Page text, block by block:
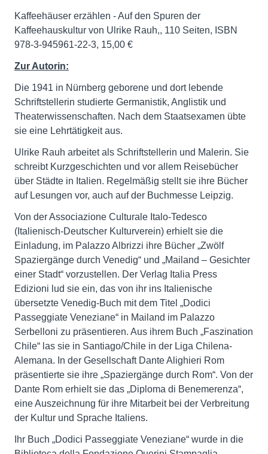
Kaffeehäuser erzählen - Auf den Spuren der
Kaffeehauskultur von Ulrike Rauh,, 110 Seiten, ISBN
978-3-945961-22-3, 15,00 €
Zur Autorin:
Die 1941 in Nürnberg geborene und dort lebende
Schriftstellerin studierte Germanistik, Anglistik und
Theaterwissenschaften. Nach dem Staatsexamen übte
sie eine Lehrtätigkeit aus.
Ulrike Rauh arbeitet als Schriftstellerin und Malerin. Sie
schreibt Kurzgeschichten und vor allem Reisebücher
über Städte in Italien. Regelmäßig stellt sie ihre Bücher
auf Lesungen vor, auch auf der Buchmesse Leipzig.
Von der Associazione Culturale Italo-Tedesco
(Italienisch-Deutscher Kulturverein) erhielt sie die
Einladung, im Palazzo Albrizzi ihre Bücher „Zwölf
Spaziergänge durch Venedig“ und „Mailand – Gesichter
einer Stadt“ vorzustellen. Der Verlag Italia Press
Edizioni lud sie ein, das von ihr ins Italienische
übersetzte Venedig-Buch mit dem Titel „Dodici
Passeggiate Veneziane“ in Mailand im Palazzo
Serbelloni zu präsentieren. Aus ihrem Buch „Faszination
Chile“ las sie in Santiago/Chile in der Liga Chilena-
Alemana. In der Gesellschaft Dante Alighieri Rom
präsentierte sie ihre „Spaziergänge durch Rom“. Von der
Dante Rom erhielt sie das „Diploma di Benemerenza“,
eine Auszeichnung für ihre Mitarbeit bei der Verbreitung
der Kultur und Sprache Italiens.
Ihr Buch „Dodici Passeggiate Veneziane“ wurde in die